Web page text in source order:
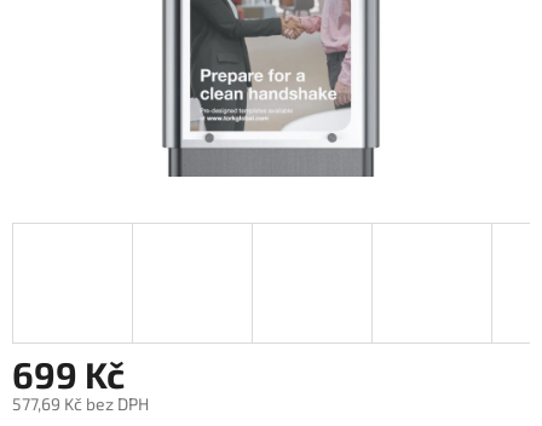
699 Kč
577,69 Kč bez DPH